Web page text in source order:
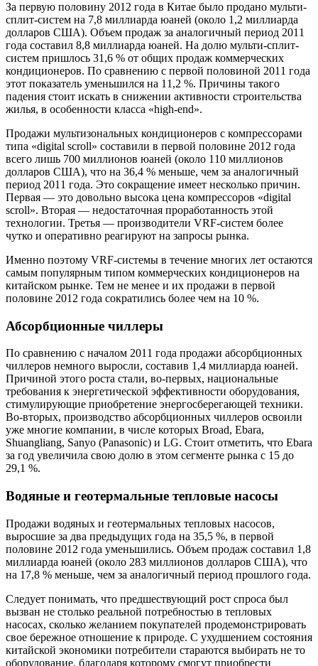
За первую половину 2012 года в Китае было продано мульти-
сплит-систем на 7,8 миллиарда юаней (около 1,2 миллиарда
долларов США). Объем продаж за аналогичный период 2011
года составил 8,8 миллиарда юаней. На долю мульти-сплит-
систем пришлось 31,6 % от общих продаж коммерческих
кондиционеров. По сравнению с первой половиной 2011 года
этот показатель уменьшился на 11,2 %. Причины такого
падения стоит искать в снижении активности строительства
жилья, в особенности класса «high-end».
Продажи мультизональных кондиционеров с компрессорами
типа «digital scroll» составили в первой половине 2012 года
всего лишь 700 миллионов юаней (около 110 миллионов
долларов США), что на 36,4 % меньше, чем за аналогичный
период 2011 года. Это сокращение имеет несколько причин.
Первая — это довольно высока цена компрессоров «digital
scroll». Вторая — недостаточная проработанность этой
технологии. Третья — производители VRF-систем более
чутко и оперативно реагируют на запросы рынка.
Именно поэтому VRF-системы в течение многих лет остаются
самым популярным типом коммерческих кондиционеров на
китайском рынке. Тем не менее и их продажи в первой
половине 2012 года сократились более чем на 10 %.
Абсорбционные чиллеры
По сравнению с началом 2011 года продажи абсорбционных
чиллеров немного выросли, составив 1,4 миллиарда юаней.
Причиной этого роста стали, во-первых, национальные
требования к энергетической эффективности оборудования,
стимулирующие приобретение энергосберегающей техники.
Во-вторых, производство абсорбционных чиллеров освоили
уже многие компании, в числе которых Broad, Ebara,
Shuangliang, Sanyo (Panasonic) и LG. Стоит отметить, что Ebara
за год увеличила свою долю в этом сегменте рынка с 15 до
29,1 %.
Водяные и геотермальные тепловые насосы
Продажи водяных и геотермальных тепловых насосов,
выросшие за два предыдущих года на 35,5 %, в первой
половине 2012 года уменьшились. Объем продаж составил 1,8
миллиарда юаней (около 283 миллионов долларов США), что
на 17,8 % меньше, чем за аналогичный период прошлого года.
Следует понимать, что предшествующий рост спроса был
вызван не столько реальной потребностью в тепловых
насосах, сколько желанием покупателей продемонстрировать
свое бережное отношение к природе. С ухудшением состояния
китайской экономики потребители стараются выбирать не то
оборудование, благодаря которому смогут приобрести